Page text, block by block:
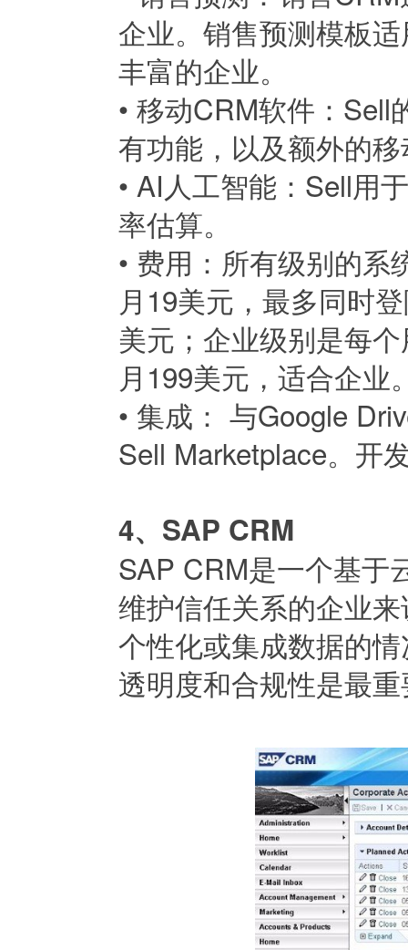
企业。销售预测模板
丰富的企业。
• 移动CRM软件：Sell
有功能，以及额外的
• AI人工智能：Sell用
率估算。
• 费用：所有级别的系
月19美元，最多同时
美元；企业级别是每
月199美元，适合企业
• 集成： 与Google
Sell Marketplace。开
4、SAP CRM
SAP CRM是一个基于
维护信任关系的企业
个性化或集成数据的
透明度和合规性是最